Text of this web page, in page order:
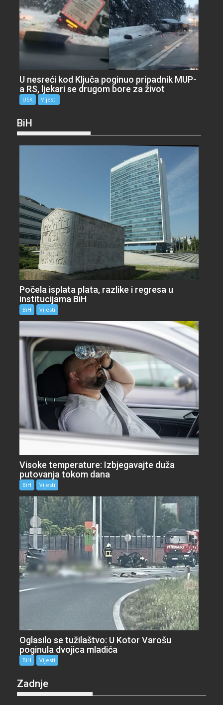
U nesreći kod Ključa poginuo pripadnik MUP-
a RS, ljekari se drugom bore za život
USK Vijesti
BiH
Počela isplata plata, razlike i regresa u
institucijama BiH
BiH Vijesti
Visoke temperature: Izbjegavajte duža
putovanja tokom dana
BiH Vijesti
Oglasilo se tužilaštvo: U Kotor Varošu
poginula dvojica mladića
BiH Vijesti
Zadnje